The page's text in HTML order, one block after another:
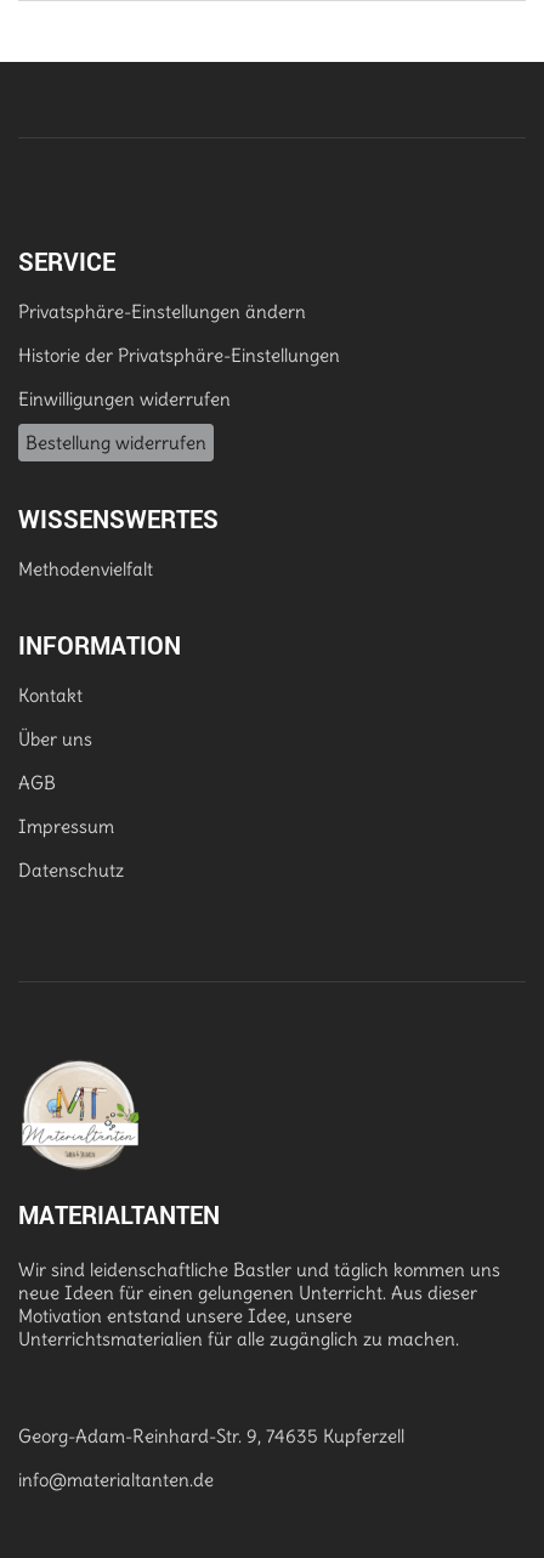
SERVICE
Privatsphäre-Einstellungen ändern
Historie der Privatsphäre-Einstellungen
Einwilligungen widerrufen
Bestellung widerrufen
WISSENSWERTES
Methodenvielfalt
INFORMATION
Kontakt
Über uns
AGB
Impressum
Datenschutz
MATERIALTANTEN
Wir sind leidenschaftliche Bastler und täglich kommen uns
neue Ideen für einen gelungenen Unterricht. Aus dieser
Motivation entstand unsere Idee, unsere
Unterrichtsmaterialien für alle zugänglich zu machen.
Georg-Adam-Reinhard-Str. 9, 74635 Kupferzell
info@materialtanten.de